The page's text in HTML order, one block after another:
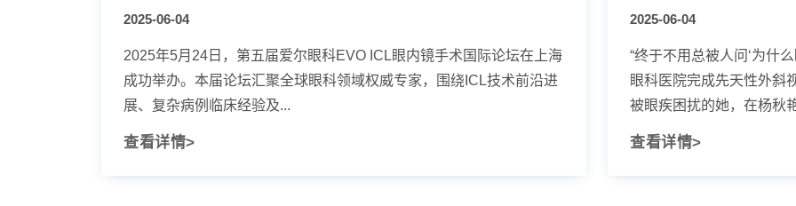
2025-06-04
2025年5月24日，第五届爱尔眼科EVO ICL眼内镜手术国际论坛在上海
成功举办。本届论坛汇聚全球眼科领域权威专家，围绕ICL技术前沿进
展、复杂病例临床经验及...
查看详情>
2025-06-04
“终于不用总被人问‘为什
眼科医院完成先天性外斜
被眼疾困扰的她，在杨秋
查看详情>